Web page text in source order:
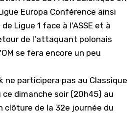
Europa Conférence ainsi
Ligue 1 face à l'ASSE et à
de l'attaquant polonais
se fera encore un peu
ne participera pas au Classique
ce dimanche soir (20h45) au
clôture de la 32e journée du